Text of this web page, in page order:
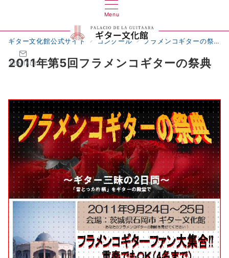
Menu
CONTACT
ギター文化館公式サイト コンクール フラメンコギターの祭典
2011年第5回フラメンコギターの祭典